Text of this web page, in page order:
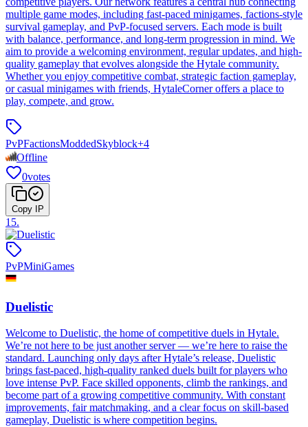
multiple game modes, including fast-paced minigames, factions-style
survival gameplay, and PvP-focused servers. Each mode is built
with balance, performance, and long-term progression in mind. We
aim to provide a welcoming environment, regular updates, and high-
quality gameplay that evolves alongside the Hytale community.
Whether you enjoy competitive combat, strategic faction gameplay,
or casual minigames with friends, HytaleCorner offers a place to
play, compete, and grow.
PvPFactionsModdedSkyblock+4
Offline
0votes
Copy IP
15.
PvPMiniGames
Duelistic
Welcome to Duelistic, the home of competitive duels in Hytale.
We’re not here to be just another server — we’re here to raise the
standard. Launching only days after Hytale’s release, Duelistic
brings fast-paced, high-quality ranked duels built for players who
love intense PvP. Face skilled opponents, climb the rankings, and
become part of a growing competitive community. With constant
improvements, fair matchmaking, and a clear focus on skill-based
gameplay, Duelistic is where competition begins.